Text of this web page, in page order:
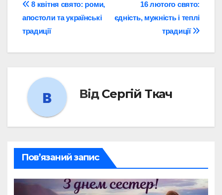
Навігація
записів
16 лютого свято:
єдність, мужність і теплі
традиції
8 квітня свято: роми,
апостоли та українські
традиції
Від Сергій Ткач
Пов’язаний запис